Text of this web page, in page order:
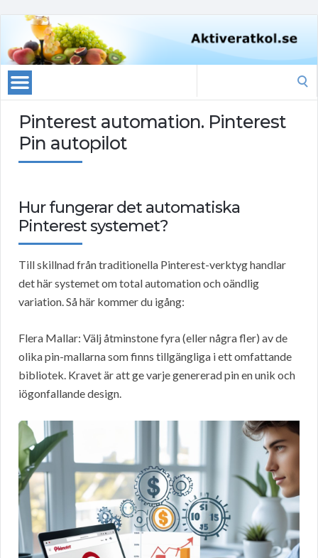
Pinterest automation. Pinterest
Pin autopilot
Hur fungerar det automatiska
Pinterest systemet?
Till skillnad från traditionella Pinterest-verktyg handlar
det här systemet om total automation och oändlig
variation. Så här kommer du igång:
Flera Mallar: Välj åtminstone fyra (eller några fler) av de
olika pin-mallarna som finns tillgängliga i ett omfattande
bibliotek. Kravet är att ge varje genererad pin en unik och
iögonfallande design.